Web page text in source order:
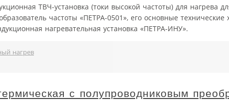
ТВЧ-установка (токи высокой частоты) для нагрева
частоты «ПЕТРА-0501», его основные технические
нагревательная установка «ПЕТРА-ИНУ».
нагрев
с полупроводниковым